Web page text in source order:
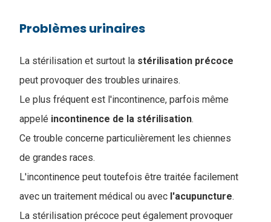
Problèmes urinaires
La stérilisation et surtout la stérilisation précoce
peut provoquer des troubles urinaires.
Le plus fréquent est l'incontinence, parfois même
appelé incontinence de la stérilisation.
Ce trouble concerne particulièrement les chiennes
de grandes races.
L'incontinence peut toutefois être traitée facilement
avec un traitement médical ou avec l'acupuncture.
La stérilisation précoce peut également provoquer